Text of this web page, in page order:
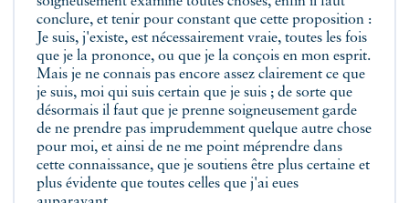
conclure, et tenir pour constant que cette proposition :
Je suis, j'existe, est nécessairement vraie, toutes les fois
que je la prononce, ou que je la conçois en mon esprit.
Mais je ne connais pas encore assez clairement ce que
je suis, moi qui suis certain que je suis ; de sorte que
désormais il faut que je prenne soigneusement garde
de ne prendre pas imprudemment quelque autre chose
pour moi, et ainsi de ne me point méprendre dans
cette connaissance, que je soutiens être plus certaine et
plus évidente que toutes celles que j'ai eues